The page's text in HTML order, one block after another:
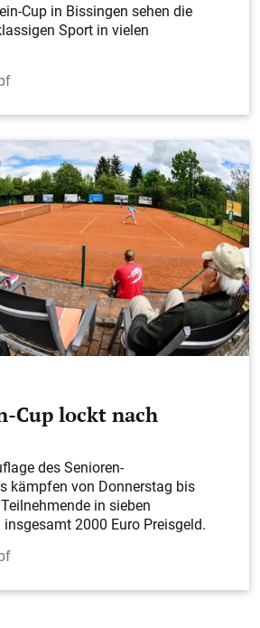
Cup in Bissingen sehen die
Sport in vielen
Cup lockt nach
des Senioren-
kämpfen von Donnerstag bis
in sieben
2000 Euro Preisgeld.